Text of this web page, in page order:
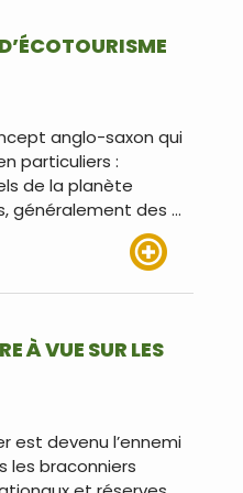
anglo-saxon qui
particuliers :
de la planète
généralement des …
À VUE SUR LES
est devenu l’ennemi
les braconniers